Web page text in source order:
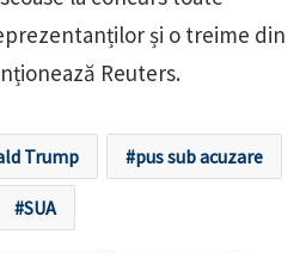
și o treime din
Reuters.
Trump pus sub acuzare
SUA